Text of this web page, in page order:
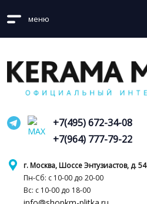
меню
г. Москва, Шоссе Энтузиастов, д. 54
Пн-Сб: с 10-00 до 20-00
Вс: с 10-00 до 18-00
+7(495) 672-34-08
+7(964) 777-79-22